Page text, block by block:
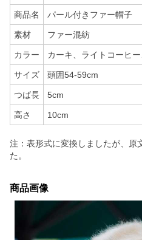
商品名 パール付きファー帽子
素材 ファー混紡
カラー カーキ、ライトコーヒ
サイズ 頭囲54-59cm
つば長 5cm
高さ 10cm
注：表形式に変換しましたが、原
た。
商品画像